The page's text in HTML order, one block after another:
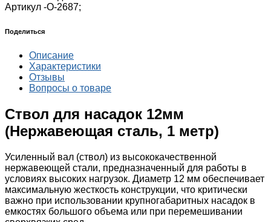
Артикул -О-2687;
Поделиться
Описание
Характеристики
Отзывы
Вопросы о товаре
Ствол для насадок 12мм
(Нержавеющая сталь, 1 метр)
Усиленный вал (ствол) из высококачественной
нержавеющей стали, предназначенный для работы в
условиях высоких нагрузок. Диаметр 12 мм обеспечивает
максимальную жесткость конструкции, что критически
важно при использовании крупногабаритных насадок в
емкостях большого объема или при перемешивании